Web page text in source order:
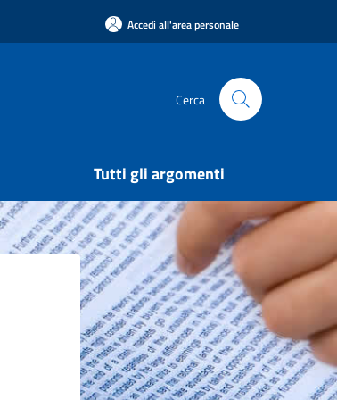
Accedi all'area personale
Cerca
Tutti gli argomenti